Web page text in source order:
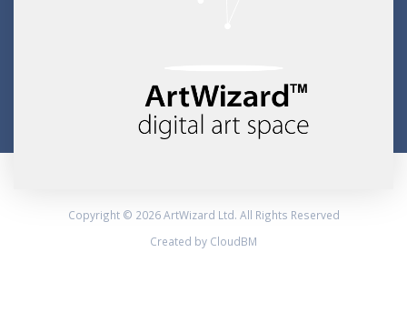
Copyright © 2026 ArtWizard Ltd. All Rights Reserved
Created by CloudBM